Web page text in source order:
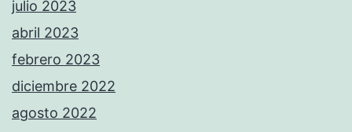
julio 2023
abril 2023
febrero 2023
diciembre 2022
agosto 2022